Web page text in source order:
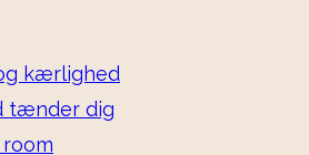
kærlighed
tænder dig